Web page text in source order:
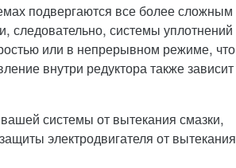
подвергаются все более сложным
следовательно, системы уплотнений
или в непрерывном режиме, что
внутри редуктора также зависит
системы от вытекания смазки,
электродвигателя от вытекания